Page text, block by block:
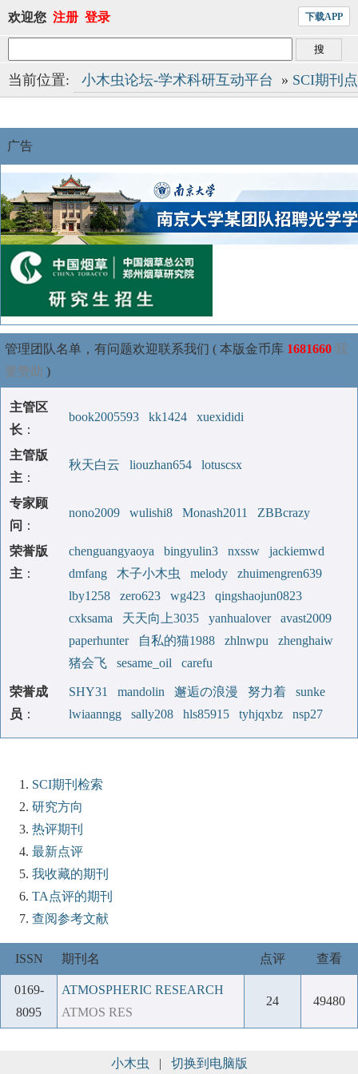
欢迎您 注册 登录 下载APP
当前位置: 小木虫论坛-学术科研互动平台 » SCI期刊
广告
管理团队名单，有问题欢迎联系我们 ( 本版金币库 1681660 我
要赞助 )
主管区
长 ：
book2005593 kk1424 xuexididi
主管版
主 ：
秋天白云 liouzhan654 lotuscsx
专家顾
问 ：
nono2009 wulishi8 Monash2011 ZBBcrazy
荣誉版
主 ：
chenguangyaoya bingyulin3 nxssw
jackiemwd
dmfang
木子小木虫 melody
zhuimengren639
lby1258
zero623 wg423
qingshaojun0823
cxksama
天天向上3035 yanhualover
avast2009
paperhunter
自私的猫1988 zhlnwpu
zhenghaiw
猪会飞
sesame_oil carefu
荣誉成
员 ：
SHY31 mandolin 邂逅の浪漫 努力着
sunke
lwiaanngg
sally208 hls85915 tyhjqxbz nsp27
SCI期刊检索
研究方向
热评期刊
最新点评
我收藏的期刊
TA点评的期刊
查阅参考文献
ISSN 期刊名 点评 查看
0169-
8095
ATMOSPHERIC RESEARCH
ATMOS RES
24 49480
小木虫 | 切换到电脑版